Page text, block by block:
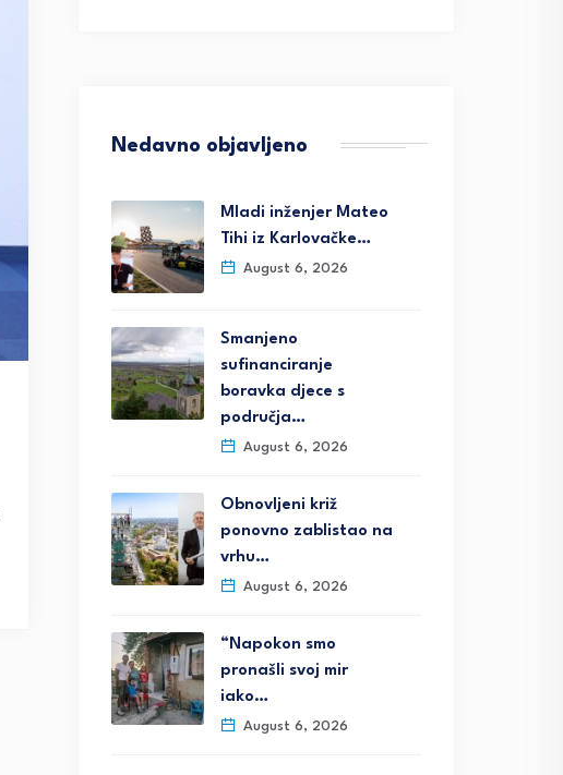
Nedavno objavljeno
Mladi inženjer Mateo
Tihi iz Karlovačke…
August 6, 2026
Smanjeno
sufinanciranje
boravka djece s
područja…
August 6, 2026
Obnovljeni križ
ponovno zablistao na
vrhu…
August 6, 2026
“Napokon smo
pronašli svoj mir
iako…
August 6, 2026